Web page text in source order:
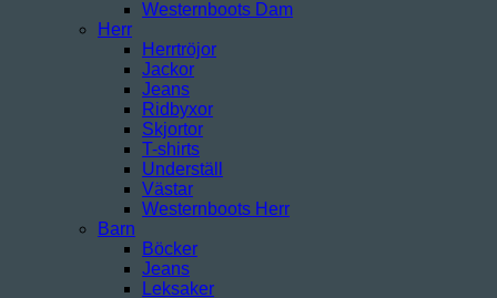
Westernboots Dam
Herr
Herrtröjor
Jackor
Jeans
Ridbyxor
Skjortor
T-shirts
Underställ
Västar
Westernboots Herr
Barn
Böcker
Jeans
Leksaker